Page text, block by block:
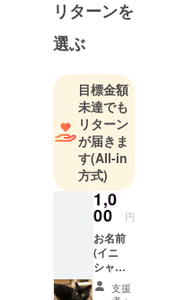
をメインに
行っており
ます。
リターンを
選ぶ
目標金額
未達でも
リターン
が届きま
す(All-in
方式)
1,0
00 円
お名前
(イニ
シャル
でも可)
入り猫
支援